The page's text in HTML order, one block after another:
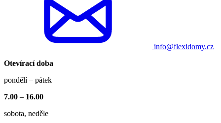
info@flexidomy.cz
Otevírací doba
pondělí – pátek
7.00 – 16.00
sobota, neděle